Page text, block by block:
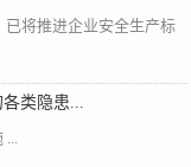
已将推进企业安全生产标
类隐患...